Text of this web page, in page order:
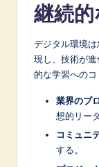
継続
デジタル環境
現し、技術が
的な学習へのコ
業界のブ
想的リー
コミュニ
する。